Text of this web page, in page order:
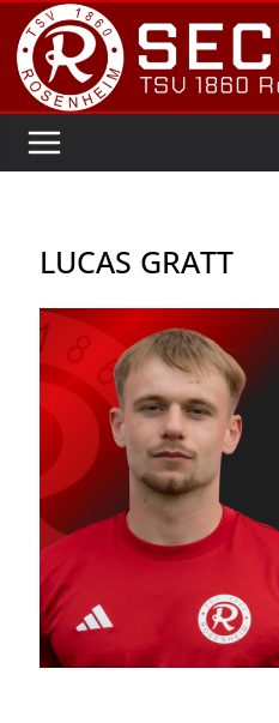
Zum
Inhalt
springen
LUCAS GRATT